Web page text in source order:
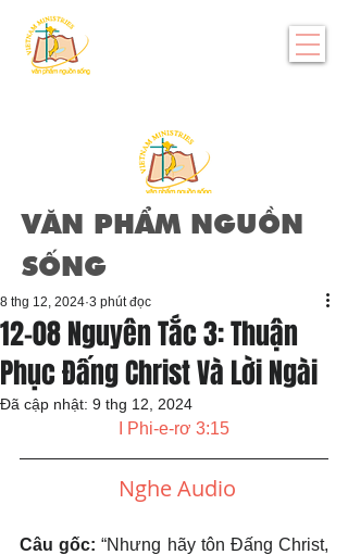
VĂN PHẨM NGUỒN
SỐNG
12-08 Nguyên Tắc 3: Thuận
Phục Đấng Christ Và Lời Ngài
8 thg 12, 2024 3 phút đọc
Đã cập nhật: 9 thg 12, 2024
I Phi-e-rơ 3:15
Nghe Audio
Câu gốc: “Nhưng hãy tôn Đấng Christ,